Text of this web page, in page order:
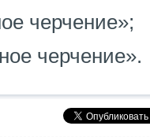
черчение»;
черчение».